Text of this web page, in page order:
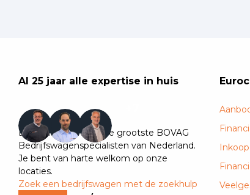
Al 25 jaar alle expertise in huis
Eurocars is één van de grootste BOVAG
Bedrijfswagenspecialisten van Nederland.
Je bent van harte welkom op onze
locaties.
Zoek een bedrijfswagen met de zoekhulp